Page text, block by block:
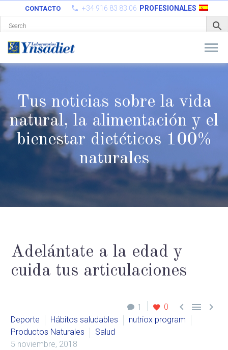
CONTACTO +34 916 83 83 06 PROFESIONALES
Tus noticias sobre la vida
natural, la alimentación y el
bienestar dietéticos 100%
naturales
Adelántate a la edad y
cuida tus articulaciones
1 0   
Deporte Hábitos saludables
nutriox program
Productos Naturales
Salud
5 noviembre, 2018